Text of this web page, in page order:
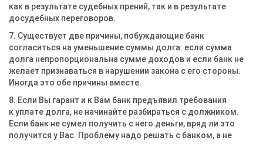
как в результате судебных прений, так и в результате
досудебных переговоров.
7. Существует две причины, побуждающие банк
согласиться на уменьшение суммы долга: если сумма
долга непропорциональна сумме доходов и если банк не
желает признаваться в нарушении закона с его стороны.
Иногда это обе причины вместе.
8. Если Вы гарант и к Вам банк предъявил требования
к уплате долга, не начинайте разбираться с должником.
Если банк не сумел получить с него деньги, вряд ли это
получится у Вас. Проблему надо решать с банком, а не